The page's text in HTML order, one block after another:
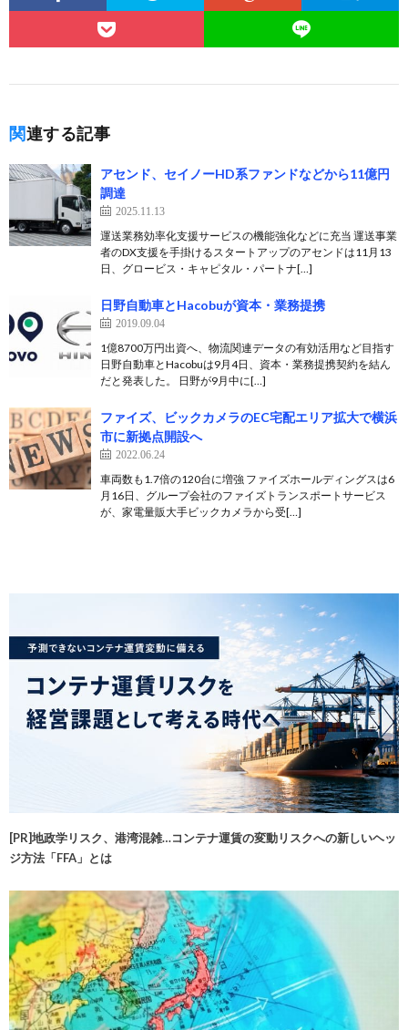
関連する記事
アセンド、セイノーHD系ファンドなどから11億円
調達
2025.11.13
運送業務効率化支援サービスの機能強化などに充当 運送事業
者のDX支援を手掛けるスタートアップのアセンドは11月13
日、グロービス・キャピタル・パートナ[…]
日野自動車とHacobuが資本・業務提携
2019.09.04
1億8700万円出資へ、物流関連データの有効活用など目指す
日野自動車とHacobuは9月4日、資本・業務提携契約を結ん
だと発表した。 日野が9月中に[…]
ファイズ、ビックカメラのEC宅配エリア拡大で横浜
市に新拠点開設へ
2022.06.24
車両数も1.7倍の120台に増強 ファイズホールディングスは6
月16日、グループ会社のファイズトランスポートサービス
が、家電量販大手ビックカメラから受[…]
[PR]地政学リスク、港湾混雑…コンテナ運賃の変動リスクへの新しいヘッ
ジ方法「FFA」とは